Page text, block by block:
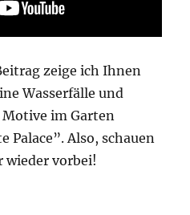
zeige ich Ihnen
Wasserfälle und
im Garten
Palace”. Also, schauen
wieder vorbei!